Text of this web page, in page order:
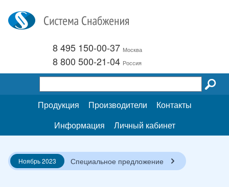
8 495 150-00-37 Москва
8 800 500-21-04 Россия
Продукция Производители
Контакты
Информация
Личный кабинет
Ноябрь 2023 Специальное предложение